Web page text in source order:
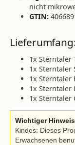
nicht
GTIN:
Lieferumfang:
1x Sterntaler
1x Sterntaler
1x Sterntaler
1x Sterntaler
1x Sterntaler
Wichtiger
Kindes: Dieses
Erwachsenen